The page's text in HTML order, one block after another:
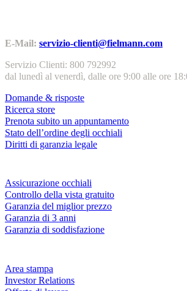
E-Mail: servizio-clienti@fielmann.com
Servizio Clienti: 800 792992
dal lunedì al venerdì, dalle ore 9:00 alle ore
Domande & risposte
Ricerca store
Prenota subito un appuntamento
Stato dell’ordine degli occhiali
Diritti di garanzia legale
Assicurazione occhiali
Controllo della vista gratuito
Garanzia del miglior prezzo
Garanzia di 3 anni
Garanzia di soddisfazione
Area stampa
Investor Relations